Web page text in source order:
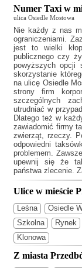
Numer Taxi w
ulica Osiedle Mostowa
Nie każdy z nas
ograniczeniami.
jest to wielki
publicznego czy
powyższych opcji
skorzystanie
na ulicę Osiedle
strony firm
szczególnych
utrudniać w
Dlatego też w
zawiadomić firmy
zwierząt, rzeczy.
odpowiedni
problemem.
upewnij się że
państwa zlecenie.
Ulice w mieście
Leśna Osiedle
Szkolna
Rynek
Klonowa
Z miasta